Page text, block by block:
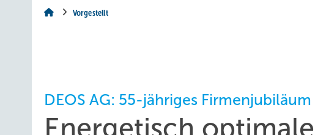
Vorgestellt
DEOS AG: 55-jähriges Firmenjubiläum
Energetisch